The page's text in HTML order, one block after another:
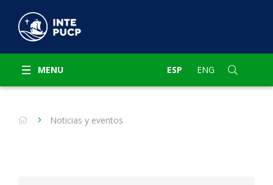
MENU ESP ENG
Noticias y eventos